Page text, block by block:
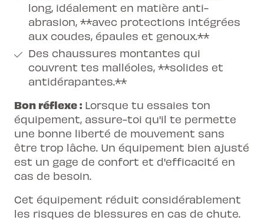
long, idéalement en matière anti-
abrasion, **avec protections intégrées
aux coudes, épaules et genoux.**
Des chaussures montantes qui
couvrent tes malléoles, **solides et
antidérapantes.**
Bon réflexe : Lorsque tu essaies ton
équipement, assure-toi qu'il te permette
une bonne liberté de mouvement sans
être trop lâche. Un équipement bien ajusté
est un gage de confort et d'efficacité en
cas de besoin.
Cet équipement réduit considérablement
les risques de blessures en cas de chute.